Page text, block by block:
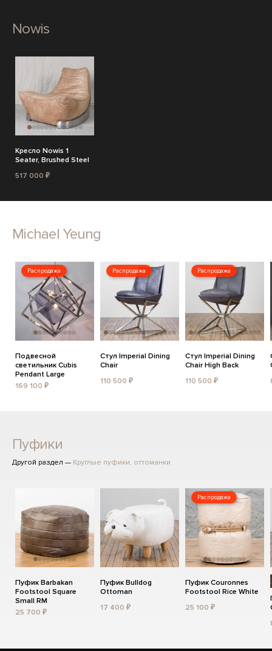
Nowis
Кресло Nowis 1
Seater, Brushed Steel
517 000 ₽
Michael Yeung
Распродажа
Подвесной
светильник Cubis
Pendant Large
169 100 ₽
Распродажа
Стул Imperial Dining
Chair
110 500 ₽
Распродажа
Стул Imperial Dining
Chair High Back
110 500 ₽
Пуфики
Другой раздел — Круглые пуфики, оттоманки
Пуфик Barbakan
Footstool Square
Small RM
25 700 ₽
Пуфик Bulldog
Ottoman
17 400 ₽
Распродажа
Пуфик Couronnes
Footstool Rice White
25 100 ₽